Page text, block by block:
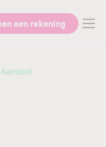
een rekening